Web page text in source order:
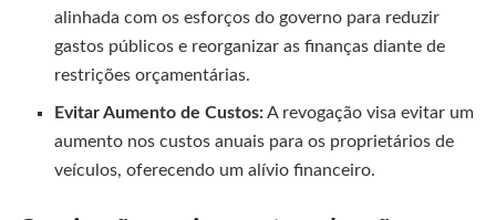
alinhada com os esforços do governo para reduzir
gastos públicos e reorganizar as finanças diante de
restrições orçamentárias.
Evitar Aumento de Custos:A revogação visa evitar um
aumento nos custos anuais para os proprietários de
veículos, oferecendo um alívio financeiro.